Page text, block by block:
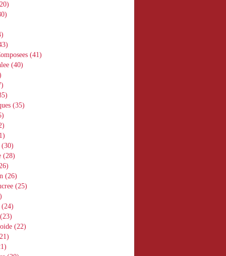
(41)
(40)
(35)
(30)
(28)
(26)
(25)
(24)
(23)
(22)